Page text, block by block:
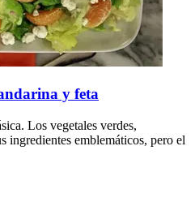
y feta
Los vegetales verdes,
ingredientes emblemáticos, pero el